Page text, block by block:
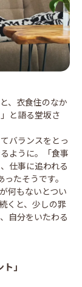
、衣食住のなか
と語る堂坂さ
バランスをとっ
ように。「食事
仕事に追われる
たそうです。
何もないとつい
くと、少しの罪
自分をいたわる
」